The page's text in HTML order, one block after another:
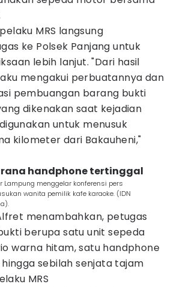
MRS langsung
ke Polsek Panjang untuk
lebih lanjut. "Dari hasil
mengakui perbuatannya dan
pembuangan barang bukti
dikenakan saat kejadian
untuk menusuk
kilometer dari Bakauheni,"
handphone tertinggal
Lampung menggelar konferensi pers
wanita pemilik kafe karaoke. (IDN
menambahkan, petugas
berupa satu unit sepeda
warna hitam, satu handphone
sebilah senjata tajam
MRS